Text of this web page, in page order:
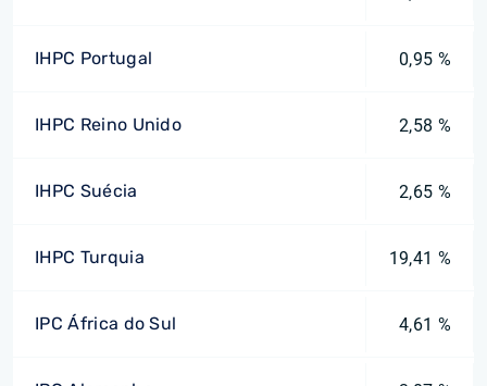
IHPC Portugal 0,95 %
IHPC Reino Unido 2,58 %
IHPC Suécia 2,65 %
IHPC Turquia 19,41 %
IPC África do Sul 4,61 %